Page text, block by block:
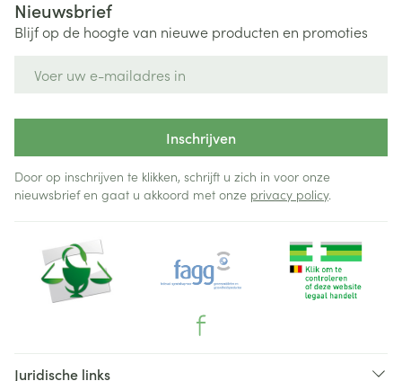
Nieuwsbrief
Blijf op de hoogte van nieuwe producten en promoties
Inschrijven
Door op inschrijven te klikken, schrijft u zich in voor onze
nieuwsbrief en gaat u akkoord met onze privacy policy.
Juridische links